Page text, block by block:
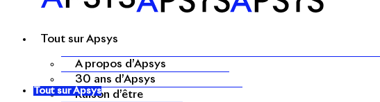
Tout sur Apsys
A propos d’Apsys
30 ans d’Apsys
Raison d’être
Tout sur Apsys